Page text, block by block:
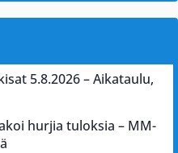
5.8.2026 – Aikataulu,
hurjia tuloksia – MM-